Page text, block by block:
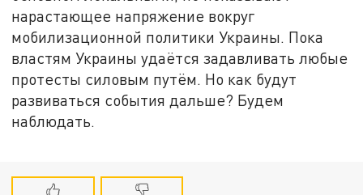
нарастающее напряжение вокруг
мобилизационной политики Украины. Пока
властям Украины удаётся задавливать любые
протесты силовым путём. Но как будут
развиваться события дальше? Будем
наблюдать.